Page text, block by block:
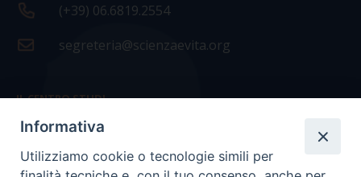
(+39) 06.6819.2554
segreteria@scienzaevita.org
IL CENTRO STUDI
La nostra storia
Statuto
Informativa
Utilizziamo cookie o tecnologie simili per